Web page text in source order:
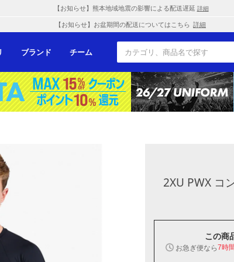
【お知らせ】熊本地域地震の影響による配送遅延 詳細
【お知らせ】お盆期間の配送についてはこちら 詳細
ブランド チーム
2XU PWX コ
この商
お急ぎ便なら7時